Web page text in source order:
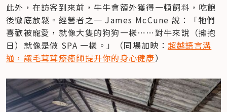
此外，在訪客到來前，牛牛會額外獲得一頓飼料，吃飽
後徹底放鬆。經營者之一 James McCune 說：「牠們
喜歡被寵愛，就像大隻的狗狗一樣⋯⋯對牛來說（擁抱
日）就像是做 SPA 一樣。」（同場加映： 超越語言溝
通，讓毛茸茸療癒師提升你的身心健康）